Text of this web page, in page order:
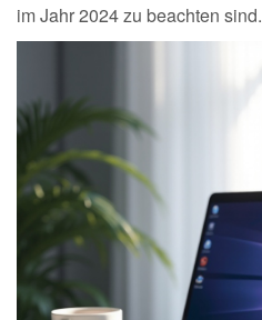
im Jahr 2024 zu beachten sind.